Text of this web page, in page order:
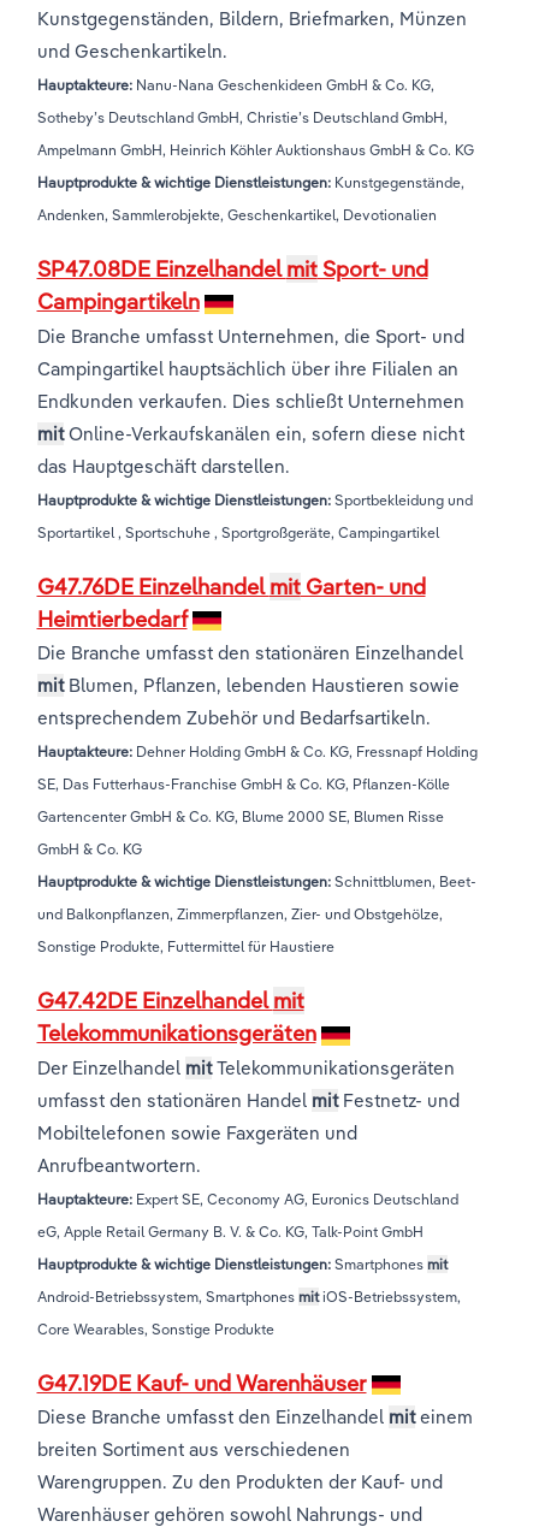
Kunstgegenständen, Bildern, Briefmarken, Münzen
und Geschenkartikeln.
Hauptakteure: Nanu-Nana Geschenkideen GmbH & Co. KG,
Sotheby’s Deutschland GmbH, Christie’s Deutschland GmbH,
Ampelmann GmbH, Heinrich Köhler Auktionshaus GmbH & Co. KG
Hauptprodukte & wichtige Dienstleistungen:Kunstgegenstände,
Andenken, Sammlerobjekte, Geschenkartikel, Devotionalien
SP47.08DE EinzelhandelmitSport- und
Campingartikeln
Die Branche umfasst Unternehmen, die Sport- und
Campingartikel hauptsächlich über ihre Filialen an
Endkunden verkaufen. Dies schließt Unternehmen
mitOnline-Verkaufskanälen ein, sofern diese nicht
das Hauptgeschäft darstellen.
Hauptprodukte & wichtige Dienstleistungen:Sportbekleidung und
Sportartikel , Sportschuhe , Sportgroßgeräte, Campingartikel
G47.76DE EinzelhandelmitGarten- und
Heimtierbedarf
Die Branche umfasst den stationären Einzelhandel
mitBlumen, Pflanzen, lebenden Haustieren sowie
entsprechendem Zubehör und Bedarfsartikeln.
Hauptakteure: Dehner Holding GmbH & Co. KG, Fressnapf Holding
SE, Das Futterhaus-Franchise GmbH & Co. KG, Pflanzen-Kölle
Gartencenter GmbH & Co. KG, Blume 2000 SE, Blumen Risse
GmbH & Co. KG
Hauptprodukte & wichtige Dienstleistungen:Schnittblumen, Beet-
und Balkonpflanzen, Zimmerpflanzen, Zier- und Obstgehölze,
Sonstige Produkte, Futtermittel für Haustiere
G47.42DE Einzelhandelmit
Telekommunikationsgeräten
Der Einzelhandel mitTelekommunikationsgeräten
umfasst den stationären Handel mitFestnetz- und
Mobiltelefonen sowie Faxgeräten und
Anrufbeantwortern.
Hauptakteure: Expert SE, Ceconomy AG, Euronics Deutschland
eG, Apple Retail Germany B. V. & Co. KG, Talk-Point GmbH
Hauptprodukte & wichtige Dienstleistungen:Smartphones mit
Android-Betriebssystem, Smartphones mitiOS-Betriebssystem,
Core Wearables, Sonstige Produkte
G47.19DE Kauf- und Warenhäuser
Diese Branche umfasst den Einzelhandel miteinem
breiten Sortiment aus verschiedenen
Warengruppen. Zu den Produkten der Kauf- und
Warenhäuser gehören sowohl Nahrungs- und